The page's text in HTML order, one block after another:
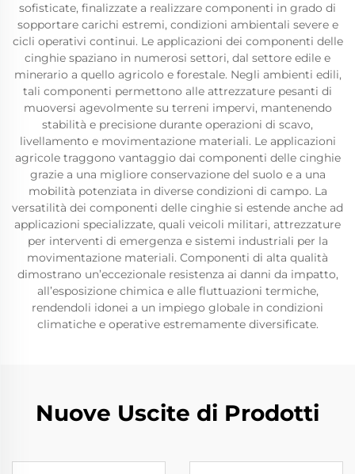
sofisticate, finalizzate a realizzare componenti in grado di
sopportare carichi estremi, condizioni ambientali severe e
cicli operativi continui. Le applicazioni dei componenti delle
cinghie spaziano in numerosi settori, dal settore edile e
minerario a quello agricolo e forestale. Negli ambienti edili,
tali componenti permettono alle attrezzature pesanti di
muoversi agevolmente su terreni impervi, mantenendo
stabilità e precisione durante operazioni di scavo,
livellamento e movimentazione materiali. Le applicazioni
agricole traggono vantaggio dai componenti delle cinghie
grazie a una migliore conservazione del suolo e a una
mobilità potenziata in diverse condizioni di campo. La
versatilità dei componenti delle cinghie si estende anche ad
applicazioni specializzate, quali veicoli militari, attrezzature
per interventi di emergenza e sistemi industriali per la
movimentazione materiali. Componenti di alta qualità
dimostrano un’eccezionale resistenza ai danni da impatto,
all’esposizione chimica e alle fluttuazioni termiche,
rendendoli idonei a un impiego globale in condizioni
climatiche e operative estremamente diversificate.
Nuove Uscite di Prodotti